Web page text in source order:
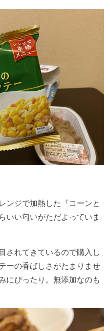
ンジで加熱した『コーンと
いい匂いがただよっていま
されてきているので購入し
ーの香ばしさがたまりませ
にぴったり。無添加なのも